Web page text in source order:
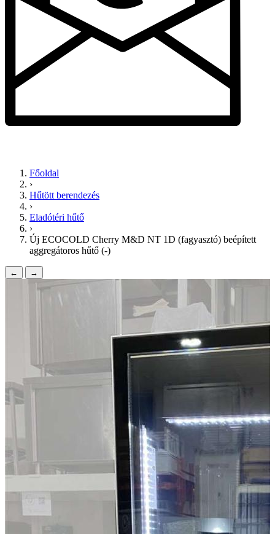
Főoldal
›
Hűtött berendezés
›
Eladótéri hűtő
›
Új ECOCOLD Cherry M&D NT 1D (fagyasztó) beépített
aggregátoros hűtő (-)
← →